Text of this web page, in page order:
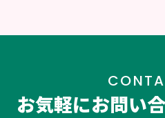
お気軽にお問い